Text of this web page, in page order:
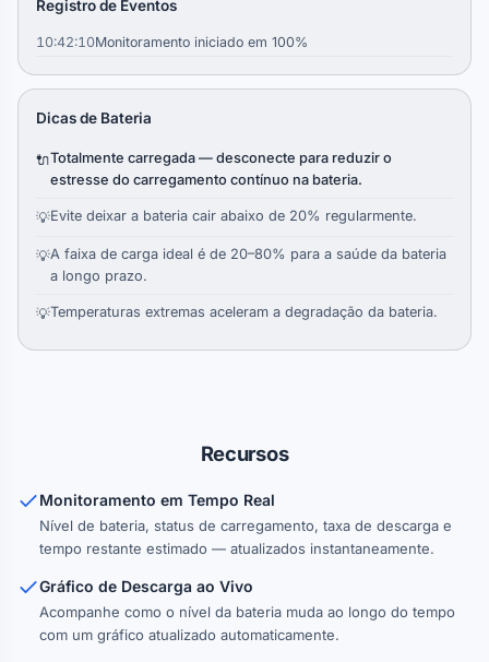
Registro de Eventos
10:42:10Monitoramento iniciado em 100%
Dicas de Bateria
🔌Totalmente carregada — desconecte para reduzir o
estresse do carregamento contínuo na bateria.
💡Evite deixar a bateria cair abaixo de 20% regularmente.
💡A faixa de carga ideal é de 20–80% para a saúde da bateria
a longo prazo.
💡Temperaturas extremas aceleram a degradação da bateria.
💡Cargas curtas e frequentes são melhores do que ciclos
Recursos
Monitoramento em Tempo Real
Nível de bateria, status de carregamento, taxa de descarga e
tempo restante estimado — atualizados instantaneamente.
Gráfico de Descarga ao Vivo
Acompanhe como o nível da bateria muda ao longo do tempo
com um gráfico atualizado automaticamente.